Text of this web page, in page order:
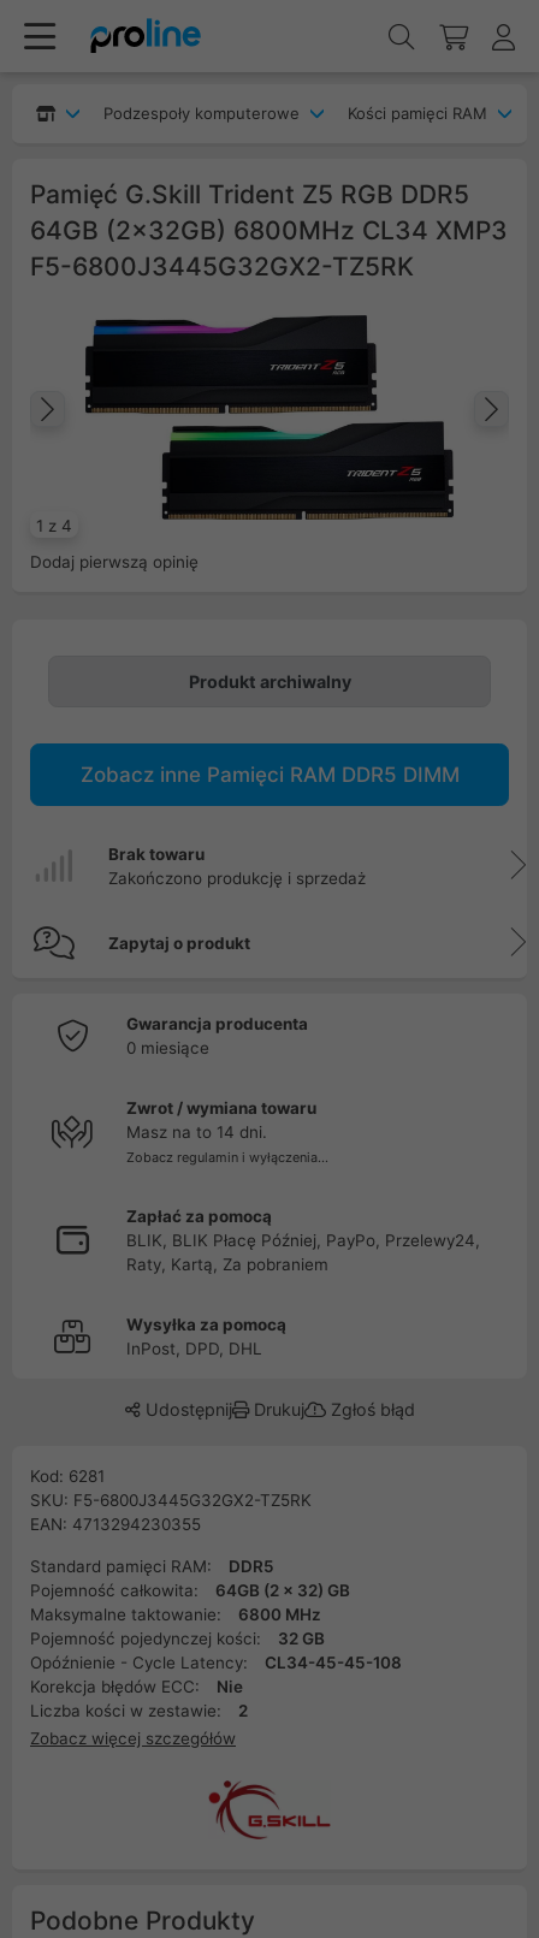
Podzespoły komputerowe Kości pamięci RAM
Pamięć G.Skill Trident Z5 RGB DDR5
64GB (2x32GB) 6800MHz CL34 XMP3
F5-6800J3445G32GX2-TZ5RK
1 z 4
Poprzedni
Dodaj pierwszą opinię
Produkt archiwalny
Zobacz inne Pamięci RAM DDR5 DIMM
Brak towaru
Zakończono produkcję i sprzedaż
Zapytaj o produkt
Gwarancja producenta
0 miesiące
Zwrot / wymiana towaru
Masz na to 14 dni.
Zobacz regulamin i wyłączenia...
Zapłać za pomocą
BLIK, BLIK Płacę Później, PayPo, Przelewy24,
Raty, Kartą, Za pobraniem
Wysyłka za pomocą
InPost, DPD, DHL
Udostępnij Drukuj Zgłoś błąd
Kod: 6281
SKU: F5-6800J3445G32GX2-TZ5RK
EAN: 4713294230355
Standard pamięci RAM:
DDR5
Pojemność całkowita:
64GB (2 x 32) GB
Maksymalne taktowanie:
6800 MHz
Pojemność pojedynczej kości:
32 GB
Opóźnienie - Cycle Latency:
CL34-45-45-108
Korekcja błędów ECC:
Nie
Liczba kości w zestawie:
2
Zobacz więcej szczegółów
Podobne Produkty